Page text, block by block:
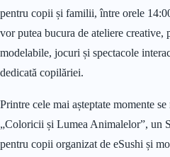
pentru copii și familii, între orele
vor putea bucura de ateliere creative,
modelabile, jocuri și spectacole
dedicată copilăriei.
Printre cele mai așteptate momente
„Coloricii și Lumea Animalelor”, un
pentru copii organizat de eSushi și